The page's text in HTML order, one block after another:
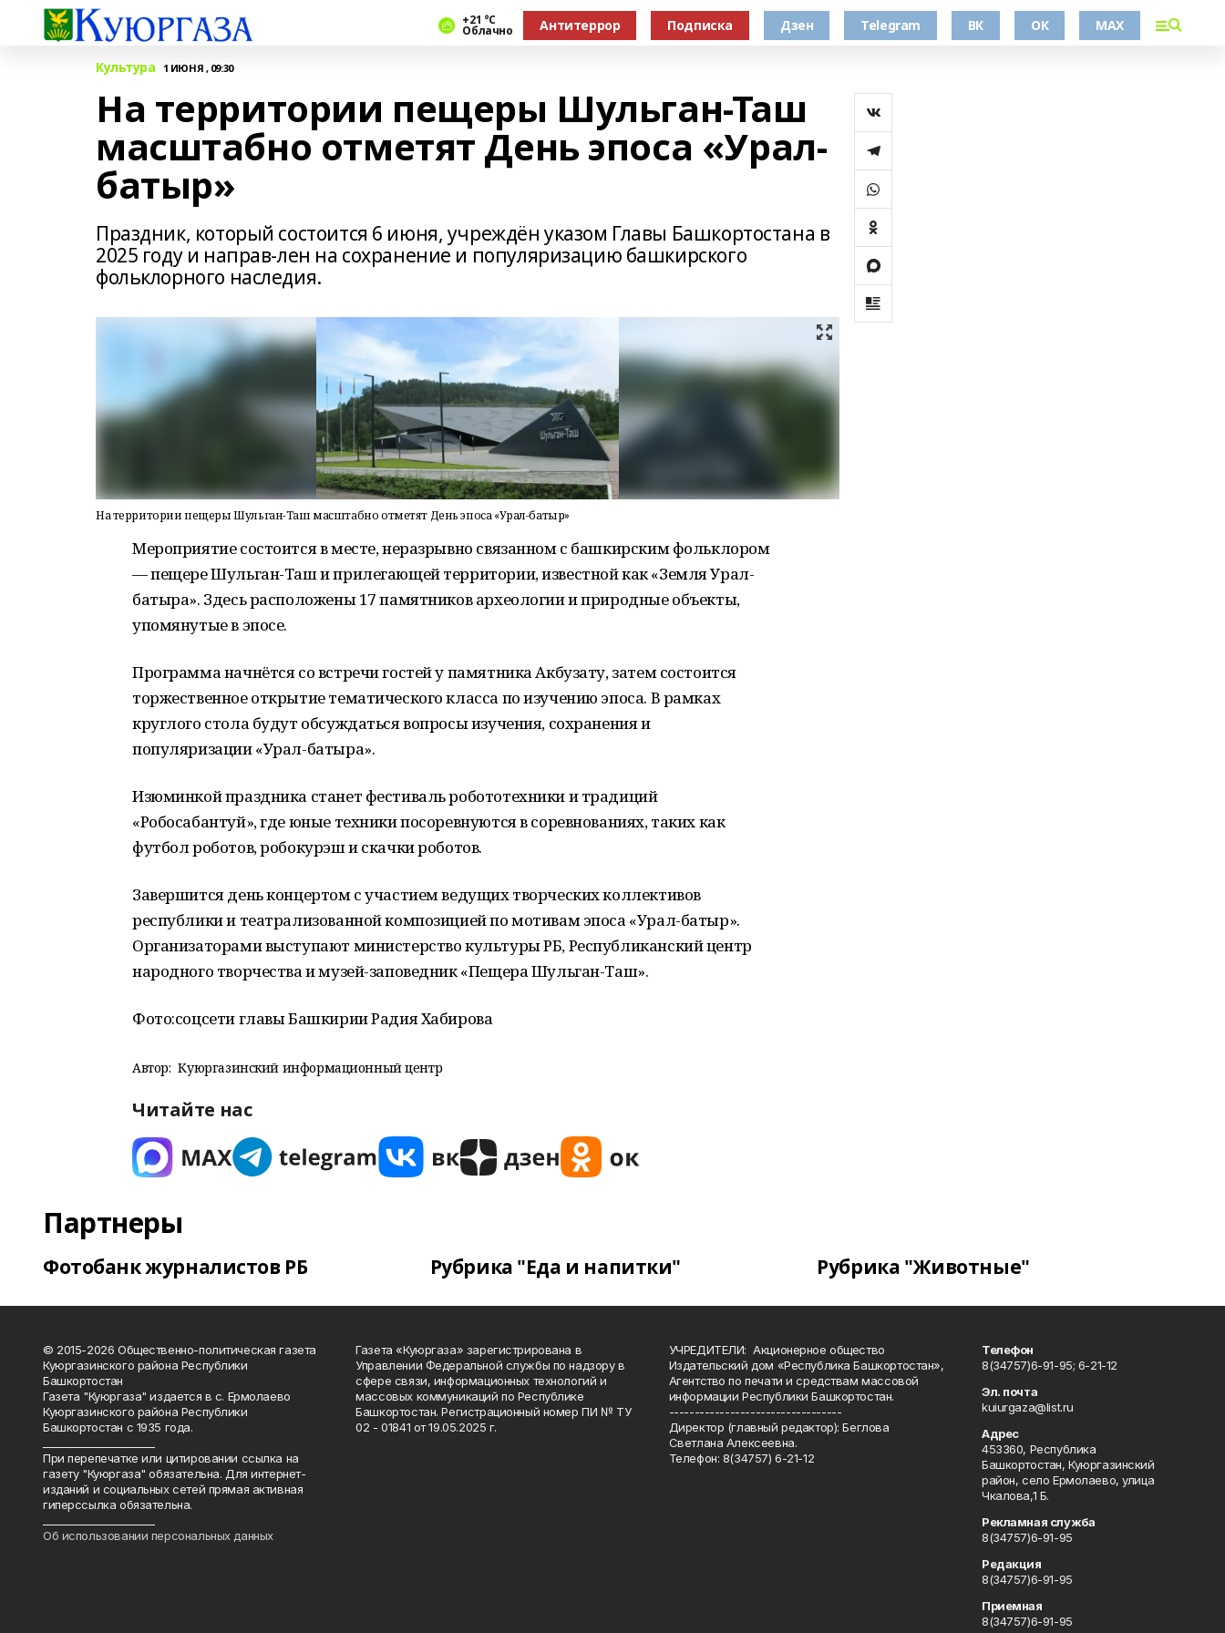
+21 °С
Облачно Антитеррор Подписка Дзен Telegram ВК ОК MAX
Культура 1 ИЮНЯ , 09:30
На территории пещеры Шульган-Таш
масштабно отметят День эпоса «Урал-
батыр»
Праздник, который состоится 6 июня, учреждён указом Главы Башкортостана в
2025 году и направ-лен на сохранение и популяризацию башкирского
фольклорного наследия.
На территории пещеры Шульган-Таш масштабно отметят День эпоса «Урал-батыр»
Мероприятие состоится в месте, неразрывно связанном с башкирским фольклором
— пещере Шульган-Таш и прилегающей территории, известной как «Земля Урал-
батыра». Здесь расположены 17 памятников археологии и природные объекты,
упомянутые в эпосе.
Программа начнётся со встречи гостей у памятника Акбузату, затем состоится
торжественное открытие тематического класса по изучению эпоса. В рамках
круглого стола будут обсуждаться вопросы изучения, сохранения и
популяризации «Урал-батыра».
Изюминкой праздника станет фестиваль робототехники и традиций
«Робосабантуй», где юные техники посоревнуются в соревнованиях, таких как
футбол роботов, робокурэш и скачки роботов.
Завершится день концертом с участием ведущих творческих коллективов
республики и театрализованной композицией по мотивам эпоса «Урал-батыр».
Организаторами выступают министерство культуры РБ, Республиканский центр
народного творчества и музей-заповедник «Пещера Шульган-Таш».
Фото:соцсети главы Башкирии Радия Хабирова
Автор: Куюргазинский информационный центр
Читайте нас
Партнеры
Фотобанк журналистов РБ Рубрика "Еда и напитки" Рубрика "Животные"
© 2015-2026 Общественно-политическая газета
Куюргазинского района Республики
Башкортостан
Газета "Куюргаза" издается в с. Ермолаево
Куюргазинского района Республики
Башкортостан с 1935 года.
При перепечатке или цитировании ссылка на
газету "Куюргаза" обязательна. Для интернет-
изданий и социальных сетей прямая активная
гиперссылка обязательна.
Об использовании персональных данных
Газета «Куюргаза» зарегистрирована в
Управлении Федеральной службы по надзору в
сфере связи, информационных технологий и
массовых коммуникаций по Республике
Башкортостан. Регистрационный номер ПИ № ТУ
02 - 01841 от 19.05.2025 г.
УЧРЕДИТЕЛИ: Акционерное общество
Издательский дом «Республика Башкортостан»,
Агентство по печати и средствам массовой
информации Республики Башкортостан.
----------------------------------
Директор (главный редактор): Беглова
Светлана Алексеевна.
Телефон: 8(34757) 6-21-12
Телефон
8(34757)6-91-95; 6-21-12
Эл. почта
kuiurgaza@list.ru
Адрес
453360, Республика
Башкортостан, Куюргазинский
район, село Ермолаево, улица
Чкалова,1 Б.
Рекламная служба
8(34757)6-91-95
Редакция
8(34757)6-91-95
Приемная
8(34757)6-91-95